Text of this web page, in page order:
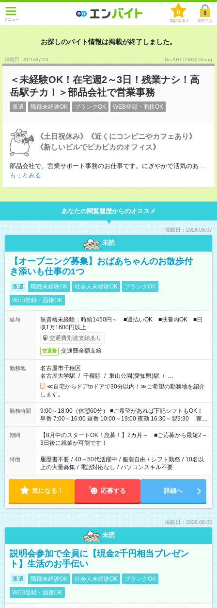
メニュー
0
気になる！ ログイン
お探しのバイト情報は掲載が終了しました。
掲載日 :2026/07/10 No.AHTTAM1250nag
＜未経験OK！在宅週2～3日！残業ナシ！高
岳駅チカ！＞部品会社で営業事務
派遣 職種未経験OK ブランクOK WEB登録・面接OK
《土日祝休み》《近くにコンビニやカフェあり》
《新しいビルでピカピカのオフィス》
部品会社で、営業サポート事務のお仕事です。にぎやかで活気のあ ...
もっとみる
あなたの閲覧履歴からのオススメ
掲載日：2026.08.07
未読
【オープニング募集】おばあちゃんのお散歩付
き添いも仕事の1つ
派遣 職種未経験OK 社会人未経験OK
ブランクOK
WEB登録・面接OK
給与
無資格未経験：時給1450円～ ■週払いOK ■扶養内OK ■日
収1万1600円以上
交通費別途支給あり
交通費 交通費全額支給
勤務地
名古屋市千種区
名古屋大学駅 / 千種駅 / 東山公園(愛知県)駅 / …
≪自宅からドアtoドアで30分以内！≫ご希望の勤務地を紹介
します。
勤務時間
9:00～18:00（休憩60分） ■ご希望があれば下記シフトもOK！
早番 7:00～16:00 遅番 10:00～19:00 夜勤 16:30～翌9:30 「家族
と休みを合わせたい」 「余裕を持って夕飯の準備がしたい」
「できれば残業はしたくない」 など、ご希望を教えてください
ね。 ※Wワーク希望の方へ 今ご覧のお仕事で希望する勤務時間
と、もう1つのお仕事の勤務時間。 合計で週40時間を超える場
合は応募できません。
期間
【8月中のスタートOK！急募！】2カ月～ ■ご応募から最短2～
3日後に就業が可能です！
特徴 履歴書不要 / 40～50代活躍中 / 服装自由 / シフト勤務 / 10名以
上の大量募集 / 電話対応なし / パソコンスキル不要
気になる！ 応募する 詳細へ
掲載日：2026.08.05
未読
説明会参加で全員に【現金2千円相当プレゼン
ト】生活のお手伝い
派遣 職種未経験OK 社会人未経験OK
ブランクOK
WEB登録・面接OK